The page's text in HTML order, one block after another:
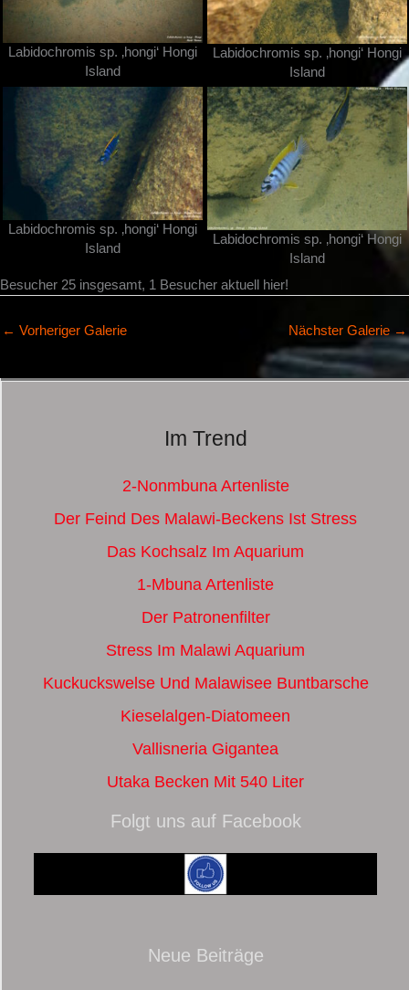
Labidochromis sp. ‚hongi‘ Hongi
Island
Labidochromis sp. ‚hongi‘ Hongi
Island
Labidochromis sp. ‚hongi‘ Hongi
Island
Labidochromis sp. ‚hongi‘ Hongi
Island
Besucher 25 insgesamt, 1 Besucher aktuell hier!
← Vorheriger Galerie Nächster Galerie →
Im Trend
2-Nonmbuna Artenliste
Der Feind Des Malawi-Beckens Ist Stress
Das Kochsalz Im Aquarium
1-Mbuna Artenliste
Der Patronenfilter
Stress Im Malawi Aquarium
Kuckuckswelse Und Malawisee Buntbarsche
Kieselalgen-Diatomeen
Vallisneria Gigantea
Utaka Becken Mit 540 Liter
Folgt uns auf Facebook
Neue Beiträge